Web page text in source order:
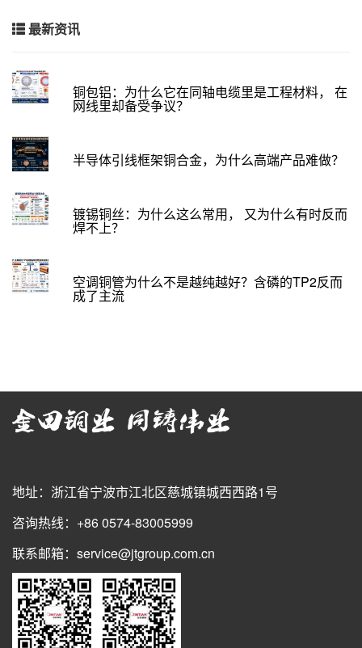
最新资讯
铜包铝：为什么它在同轴电缆里是工程材料， 在
网线里却备受争议？
半导体引线框架铜合金，为什么高端产品难做？
镀锡铜丝：为什么这么常用， 又为什么有时反而
焊不上？
空调铜管为什么不是越纯越好？含磷的TP2反而
成了主流
地址：浙江省宁波市江北区慈城镇城西西路1号
咨询热线：+86 0574-83005999
联系邮箱：service@jtgroup.com.cn